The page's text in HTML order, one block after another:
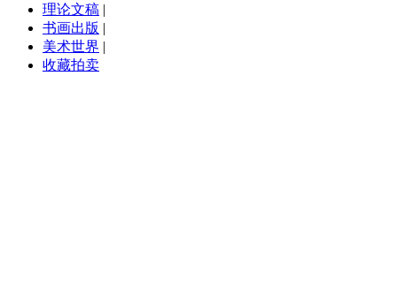
理论文稿 |
书画出版 |
美术世界 |
收藏拍卖